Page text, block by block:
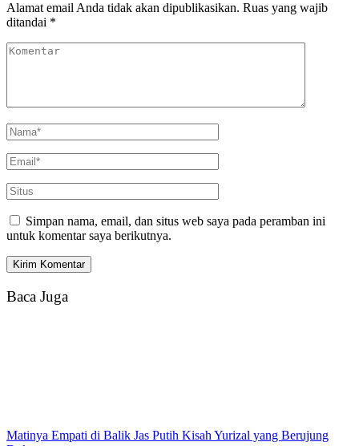
Alamat email Anda tidak akan dipublikasikan. Ruas yang wajib
ditandai *
Simpan nama, email, dan situs web saya pada peramban ini
untuk komentar saya berikutnya.
Baca Juga
Matinya Empati di Balik Jas Putih Kisah Yurizal yang Berujung